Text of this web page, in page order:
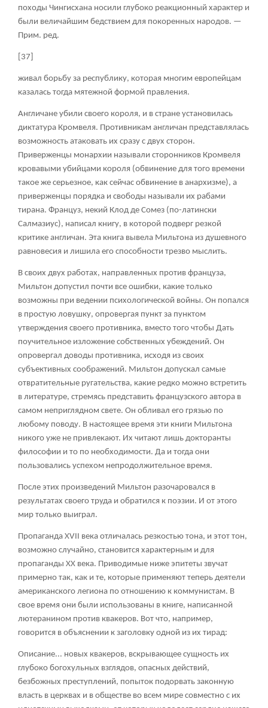
походы Чингисхана носили глубоко реакционный характер и
были величайшим бедствием для покоренных народов. —
Прим. ред.
[37]
живал борьбу за республику, которая многим европейцам
казалась тогда мятежной формой правления.
Англичане убили своего короля, и в стране установилась
диктатура Кромвеля. Противникам англичан представлялась
возможность атаковать их сразу с двух сторон.
Приверженцы монархии называли сторонников Кромвеля
кровавыми убийцами короля (обвинение для того времени
такое же серьезное, как сейчас обвинение в анархизме), а
приверженцы порядка и свободы называли их рабами
тирана. Француз, некий Клод де Сомез (по-латински
Салмазиус), написал книгу, в которой подверг резкой
критике англичан. Эта книга вывела Мильтона из душевного
равновесия и лишила его способности трезво мыслить.
В своих двух работах, направленных против француза,
Мильтон допустил почти все ошибки, какие только
возможны при ведении психологической войны. Он попался
в простую ловушку, опровергая пункт за пунктом
утверждения своего противника, вместо того чтобы Дать
поучительное изложение собственных убеждений. Он
опровергал доводы противника, исходя из своих
субъективных соображений. Мильтон допускал самые
отвратительные ругательства, какие редко можно встретить
в литературе, стремясь представить французского автора в
самом неприглядном свете. Он обливал его грязью по
любому поводу. В настоящее время эти книги Мильтона
никого уже не привлекают. Их читают лишь докторанты
философии и то по необходимости. Да и тогда они
пользовались успехом непродолжительное время.
После этих произведений Мильтон разочаровался в
результатах своего труда и обратился к поэзии. И от этого
мир только выиграл.
Пропаганда XVII века отличалась резкостью тона, и этот тон,
возможно случайно, становится характерным и для
пропаганды XX века. Приводимые ниже эпитеты звучат
примерно так, как и те, которые применяют теперь деятели
американского легиона по отношению к коммунистам. В
свое время они были использованы в книге, написанной
лютеранином против квакеров. Вот что, например,
говорится в объяснении к заголовку одной из их тирад:
Описание... новых квакеров, вскрывающее сущность их
глубоко богохульных взглядов, опасных действий,
безбожных преступлений, попыток подорвать законную
власть в церквах и в обществе во всем мире совместно с их